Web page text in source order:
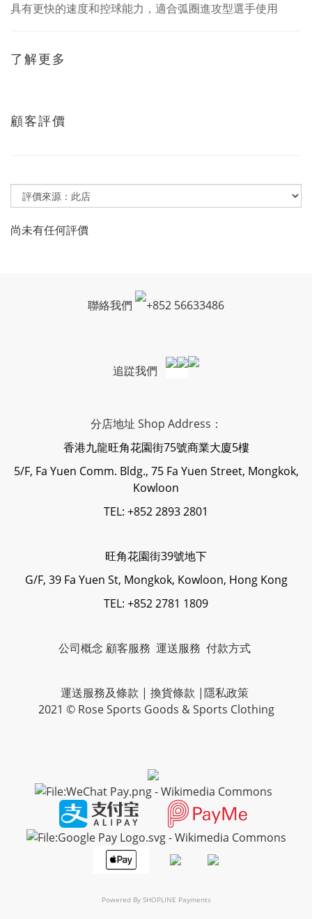
具有更快的速度和控球能力，適合弧圈進攻型選手使用
了解更多
顧客評價
尚未有任何評價
聯絡我們 +852 56633486
追踨我們
分店地址 Shop Address：
香港九龍旺角花園街75號商業大廈5樓
5/F, Fa Yuen Comm. Bldg., 75 Fa Yuen Street, Mongkok,
Kowloon
TEL: +852 2893 2801
旺角花園街39號地下
G/F, 39 Fa Yuen St, Mongkok, Kowloon, Hong Kong
TEL: +852 2781 1809
公司概念 顧客服務 運送服務 付款方式
運送服務及條款 | 換貨條款 |隱私政策
2021 © Rose Sports Goods & Sports Clothing
Powered By SHOPLINE Payments